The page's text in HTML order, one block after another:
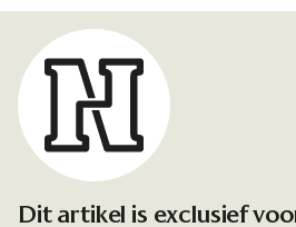
Dit artikel is exclusief